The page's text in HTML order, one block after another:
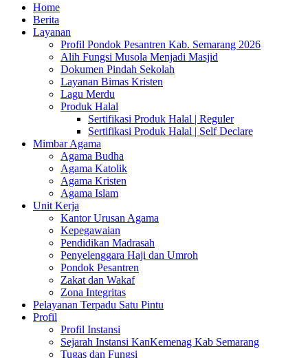
Home
Berita
Layanan
Profil Pondok Pesantren Kab. Semarang 2026
Alih Fungsi Musola Menjadi Masjid
Dokumen Pindah Sekolah
Layanan Bimas Kristen
Lagu Merdu
Produk Halal
Sertifikasi Produk Halal | Reguler
Sertifikasi Produk Halal | Self Declare
Mimbar Agama
Agama Budha
Agama Katolik
Agama Kristen
Agama Islam
Unit Kerja
Kantor Urusan Agama
Kepegawaian
Pendidikan Madrasah
Penyelenggara Haji dan Umroh
Pondok Pesantren
Zakat dan Wakaf
Zona Integritas
Pelayanan Terpadu Satu Pintu
Profil
Profil Instansi
Sejarah Instansi KanKemenag Kab Semarang
Tugas dan Fungsi